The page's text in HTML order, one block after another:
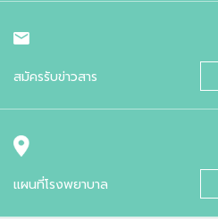
สมัครรับข่าวสาร
แผนที่โรงพยาบาล